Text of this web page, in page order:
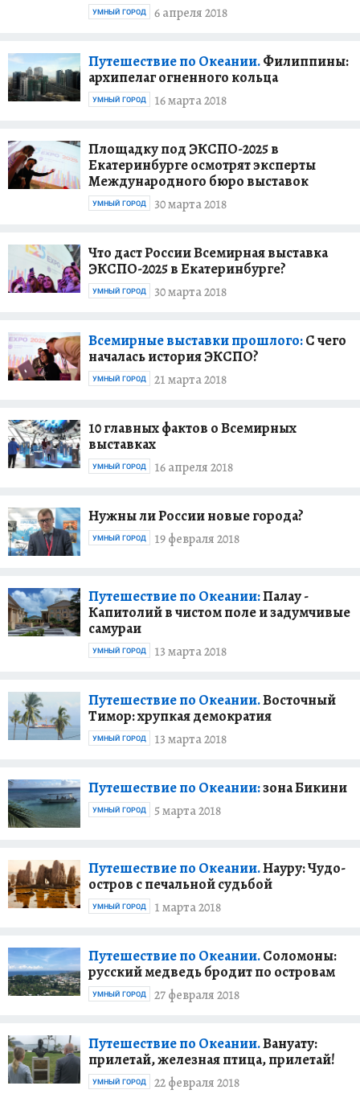
6 апреля 2018
УМНЫЙ ГОРОД
Путешествие по Океании.Филиппины:
архипелаг огненного кольца
16 марта 2018
УМНЫЙ ГОРОД
Площадку под ЭКСПО-2025 в
Екатеринбурге осмотрят эксперты
Международного бюро выставок
30 марта 2018
УМНЫЙ ГОРОД
Что даст России Всемирная выставка
ЭКСПО-2025 в Екатеринбурге?
30 марта 2018
УМНЫЙ ГОРОД
Всемирные выставки прошлого:С чего
началась история ЭКСПО?
21 марта 2018
УМНЫЙ ГОРОД
10 главных фактов о Всемирных
выставках
16 апреля 2018
УМНЫЙ ГОРОД
Нужны ли России новые города?
19 февраля 2018
УМНЫЙ ГОРОД
Путешествие по Океании:Палау -
Капитолий в чистом поле и задумчивые
самураи
13 марта 2018
УМНЫЙ ГОРОД
Путешествие по Океании.Восточный
Тимор: хрупкая демократия
13 марта 2018
УМНЫЙ ГОРОД
Путешествие по Океании:зона Бикини
5 марта 2018
УМНЫЙ ГОРОД
Путешествие по Океании.Науру: Чудо-
остров с печальной судьбой
1 марта 2018
УМНЫЙ ГОРОД
Путешествие по Океании.Соломоны:
русский медведь бродит по островам
27 февраля 2018
УМНЫЙ ГОРОД
Путешествие по Океании.Вануату:
прилетай, железная птица, прилетай!
22 февраля 2018
УМНЫЙ ГОРОД